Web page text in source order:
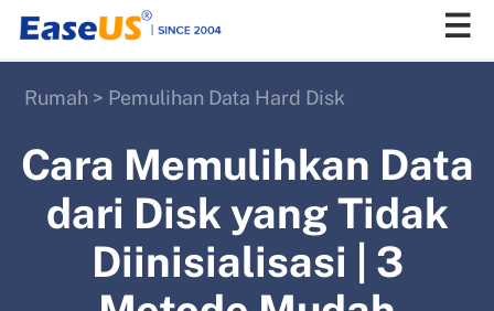
Rumah > Pemulihan Data Hard Disk
Cara Memulihkan Data
dari Disk yang Tidak
Diinisialisasi | 3